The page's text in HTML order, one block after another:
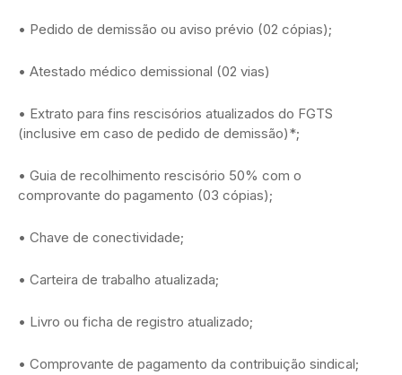
• Pedido de demissão ou aviso prévio (02 cópias);
• Atestado médico demissional (02 vias)
• Extrato para fins rescisórios atualizados do FGTS
(inclusive em caso de pedido de demissão)*;
• Guia de recolhimento rescisório 50% com o
comprovante do pagamento (03 cópias);
• Chave de conectividade;
• Carteira de trabalho atualizada;
• Livro ou ficha de registro atualizado;
• Comprovante de pagamento da contribuição sindical;